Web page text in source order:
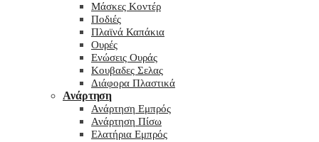
Μάσκες Κοντέρ
Ποδιές
Πλαϊνά Καπάκια
Ουρές
Ενώσεις Ουράς
Κουβαδες Σελας
Διάφορα Πλαστικά
Ανάρτηση
Ανάρτηση Εμπρός
Ανάρτηση Πίσω
Ελατήρια Εμπρός